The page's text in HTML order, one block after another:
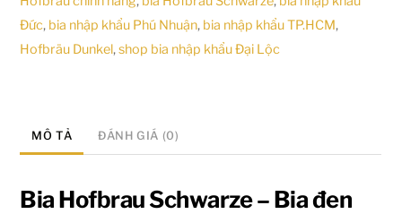
Đức, bia nhập khẩu Phú Nhuận, bia nhập khẩu TP.HCM,
Hofbräu Dunkel,shop bia nhập khẩu Đại Lộc
MÔ TẢ ĐÁNH GIÁ (0)
Bia Hofbrau Schwarze – Bia đen